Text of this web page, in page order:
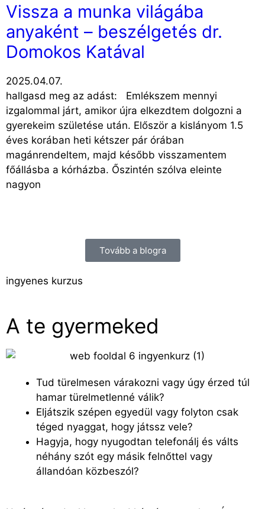
Vissza a munka világába
anyaként – beszélgetés dr.
Domokos Katával
2025.04.07.
hallgasd meg az adást: Emlékszem mennyi
izgalommal járt, amikor újra elkezdtem dolgozni a
gyerekeim születése után. Először a kislányom 1.5
éves korában heti kétszer pár órában
magánrendeltem, majd később visszamentem
főállásba a kórházba. Őszintén szólva eleinte
nagyon
Tovább a blogra
ingyenes kurzus
A te gyermeked
Tud türelmesen várakozni vagy úgy érzed túl
hamar türelmetlenné válik?
Eljátszik szépen egyedül vagy folyton csak
téged nyaggat, hogy játssz vele?
Hagyja, hogy nyugodtan telefonálj és válts
néhány szót egy másik felnőttel vagy
állandóan közbeszól?